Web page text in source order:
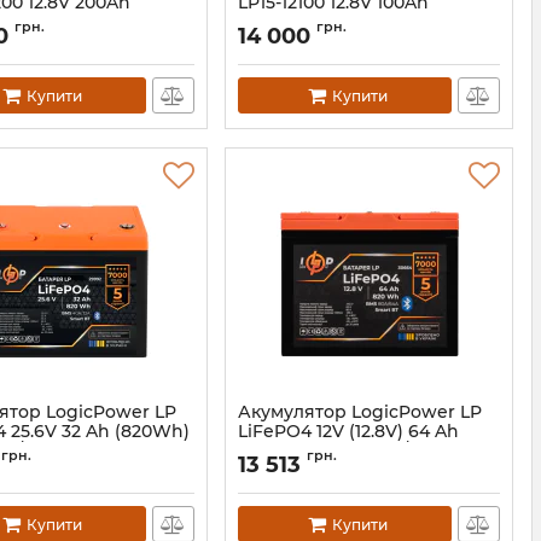
грн.
Купити
Артикул: 32858
14 000 грн.
Купити
LogicPower LP
25.6V 32 Ah (820Wh)
32А) Smart BT
грн.
Купити
Акумулятор LogicPower LP
LiFePO4 12V (12.8V) 64 Ah
(820Wh) (BMS 80A/64А)
Smart BT
Артикул: LP30664
13 513 грн.
Купити